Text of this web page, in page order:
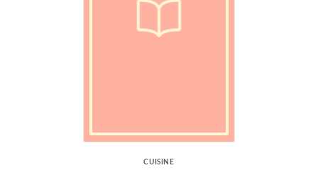
CUISINE